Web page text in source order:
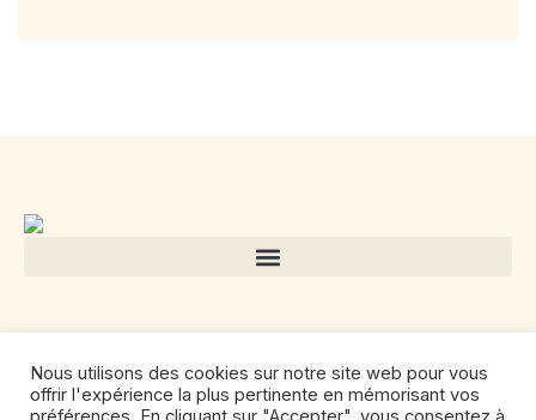
Nous utilisons des cookies sur notre site web pour vous
offrir l'expérience la plus pertinente en mémorisant vos